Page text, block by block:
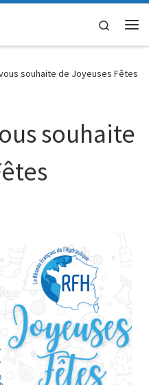
Search
souhaite de Joyeuses Fêtes
souhaite